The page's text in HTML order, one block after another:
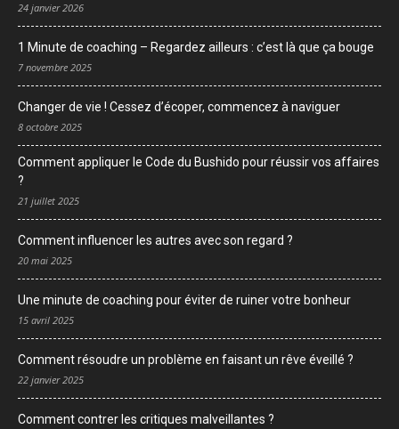
24 janvier 2026
1 Minute de coaching – Regardez ailleurs : c’est là que ça bouge
7 novembre 2025
Changer de vie ! Cessez d’écoper, commencez à naviguer
8 octobre 2025
Comment appliquer le Code du Bushido pour réussir vos affaires
?
21 juillet 2025
Comment influencer les autres avec son regard ?
20 mai 2025
Une minute de coaching pour éviter de ruiner votre bonheur
15 avril 2025
Comment résoudre un problème en faisant un rêve éveillé ?
22 janvier 2025
Comment contrer les critiques malveillantes ?